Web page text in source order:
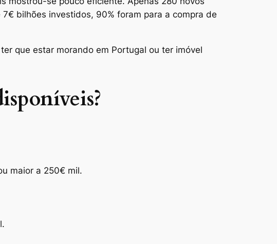
7€ bilhões investidos, 90% foram para a compra de
que estar morando em Portugal ou ter imóvel
maior a 250€ mil.